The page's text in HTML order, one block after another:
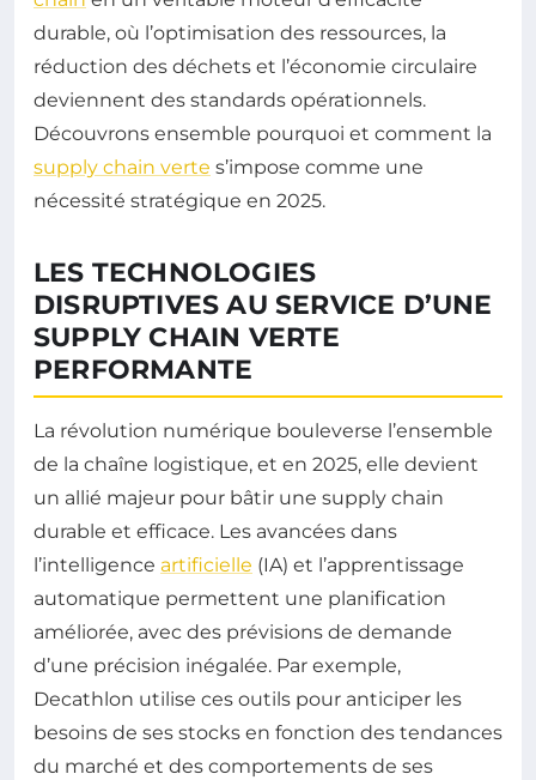
durable, où l’optimisation des ressources, la
réduction des déchets et l’économie circulaire
deviennent des standards opérationnels.
Découvrons ensemble pourquoi et comment la
supply chain verte s’impose comme une
nécessité stratégique en 2025.
LES TECHNOLOGIES
DISRUPTIVES AU SERVICE D’UNE
SUPPLY CHAIN VERTE
PERFORMANTE
La révolution numérique bouleverse l’ensemble
de la chaîne logistique, et en 2025, elle devient
un allié majeur pour bâtir une supply chain
durable et efficace. Les avancées dans
l’intelligence artificielle (IA) et l’apprentissage
automatique permettent une planification
améliorée, avec des prévisions de demande
d’une précision inégalée. Par exemple,
Decathlon utilise ces outils pour anticiper les
besoins de ses stocks en fonction des tendances
du marché et des comportements de ses